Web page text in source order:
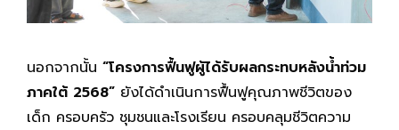
นอกจากนั้น “โครงการฟื้นฟูผู้ได้รับผลกระทบหลังน้ำท่วม
ภาคใต้ 2568” ยังได้ดำเนินการฟื้นฟูคุณภาพชีวิตของ
เด็ก ครอบครัว ชุมชนและโรงเรียน ครอบคลุมชีวิตความ